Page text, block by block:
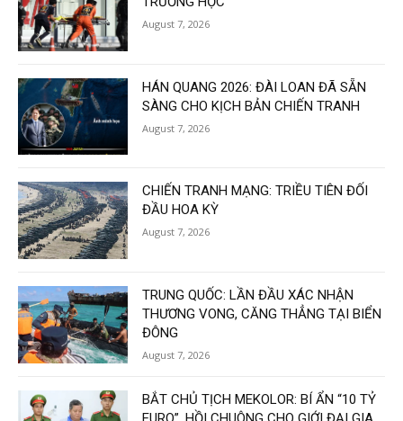
August 7, 2026
HÁN QUANG 2026: ĐÀI LOAN ĐÃ SẴN
SÀNG CHO KỊCH BẢN CHIẾN TRANH
August 7, 2026
CHIẾN TRANH MẠNG: TRIỀU TIÊN ĐỐI
ĐẦU HOA KỲ
August 7, 2026
TRUNG QUỐC: LẦN ĐẦU XÁC NHẬN
THƯƠNG VONG, CĂNG THẲNG TẠI BIỂN
ĐÔNG
August 7, 2026
BẮT CHỦ TỊCH MEKOLOR: BÍ ẨN “10 TỶ